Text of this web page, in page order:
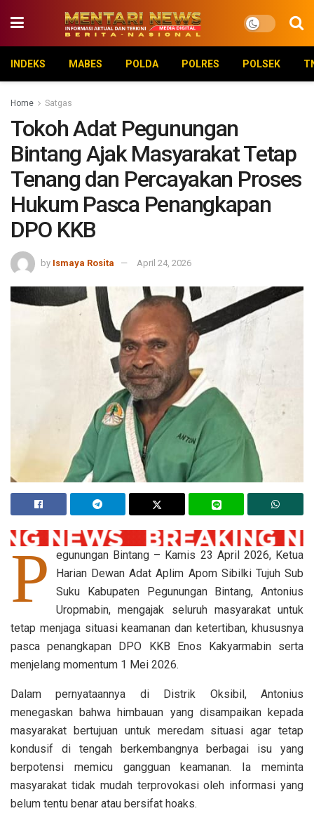
INDEKS MABES POLDA POLRES POLSEK
Home Satgas
Tokoh Adat Pegunungan
Bintang Ajak Masyarakat Tetap
Tenang dan Percayakan Proses
Hukum Pasca Penangkapan
DPO KKB
by Ismaya Rosita April 24, 2026
P
egunungan Bintang – Kamis 23 April 2026, Ketua
Harian Dewan Adat Aplim Apom Sibilki Tujuh Sub
Suku Kabupaten Pegunungan Bintang, Antonius
Uropmabin, mengajak seluruh masyarakat untuk
tetap menjaga situasi keamanan dan ketertiban, khususnya
pasca penangkapan DPO KKB Enos Kakyarmabin serta
menjelang momentum 1 Mei 2026.
Dalam pernyataannya di Distrik Oksibil, Antonius
menegaskan bahwa himbauan yang disampaikan kepada
masyarakat bertujuan untuk meredam situasi agar tetap
kondusif di tengah berkembangnya berbagai isu yang
berpotensi memicu gangguan keamanan. Ia meminta
masyarakat tidak mudah terprovokasi oleh informasi yang
belum tentu benar atau bersifat hoaks.